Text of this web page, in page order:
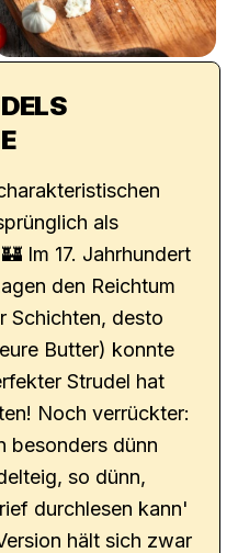
als
Im 17. Jahrhundert
den Reichtum
Schichten, desto
Butter) konnte
Strudel hat
Noch verrückter:
besonders dünn
so dünn,
durchlesen kann'
hält sich zwar